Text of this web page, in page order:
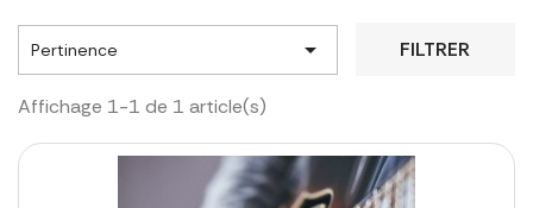
Pertinence  FILTRER
Affichage 1-1 de 1 article(s)